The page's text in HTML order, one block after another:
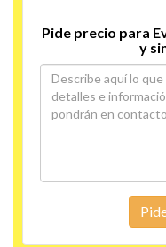
Pide precio para
y